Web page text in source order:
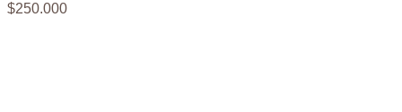
$250.000